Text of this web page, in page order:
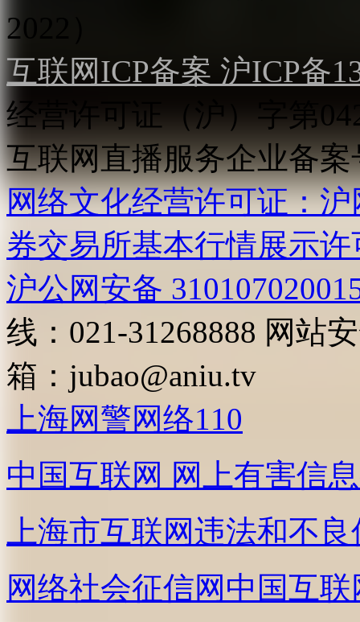
2022）
互联网ICP备案 沪ICP备
经营许可证（沪）字第
互联网直播服务企业备案
网络文化经营许可证：沪
券交易所基本行情展示许
沪公网安备
线：021-31268888 网站
箱： jubao@aniu.tv
上海网警网络110
中国互联网 网上有害信
上海市互联网违法和不
网络社会征信网 中国互